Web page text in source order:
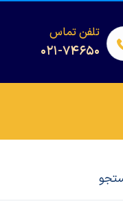
تلفن تماس
۰۲۱-۷۴۶۵۰